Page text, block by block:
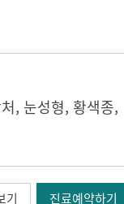
, 눈성형, 황색종,
기 진료예약하기